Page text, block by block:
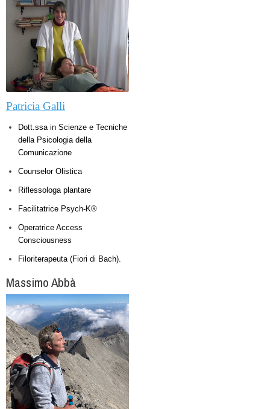
Patricia Galli
Dott.ssa in Scienze e Tecniche
della Psicologia della
Comunicazione
Counselor Olistica
Riflessologa plantare
Facilitatrice Psych-K®
Operatrice Access
Consciousness
Filoriterapeuta (Fiori di Bach).
Massimo Abbà